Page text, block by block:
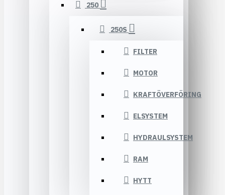
250
250S
FILTER
MOTOR
KRAFTÖVERFÖRING
ELSYSTEM
HYDRAULSYSTEM
RAM
HYTT